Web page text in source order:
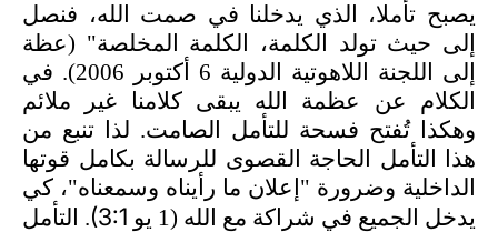
يصبح تأملا، الذي يدخلنا في صمت الله، فنصل
إلى حيث تولد الكلمة، الكلمة المخلصة" (عظة
إلى اللجنة اللاهوتية الدولية 6 أكتوبر 2006). في
الكلام عن عظمة الله يبقى كلامنا غير ملائم
وهكذا تُفتح فسحة للتأمل الصامت. لذا تنبع من
هذا التأمل الحاجة القصوى للرسالة بكامل قوتها
الداخلية وضرورة "إعلان ما رأيناه وسمعناه"، كي
يدخل الجميع في شراكة مع الله (1 يو
(3:1. التأمل